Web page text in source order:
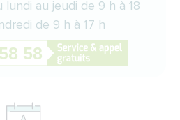
au jeudi de 9 h à 18
de 9 h à 17 h